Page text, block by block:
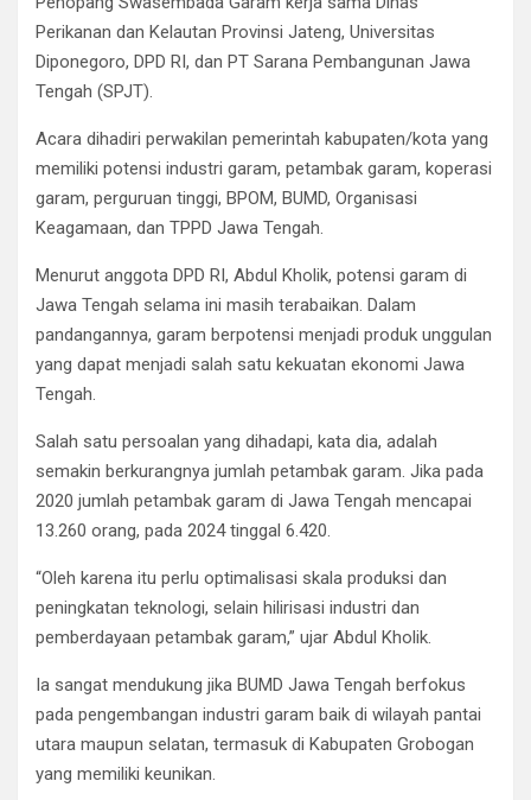
Perikanan dan Kelautan Provinsi Jateng, Universitas
Diponegoro, DPD RI, dan PT Sarana Pembangunan Jawa
Tengah (SPJT).
Acara dihadiri perwakilan pemerintah kabupaten/kota yang
memiliki potensi industri garam, petambak garam, koperasi
garam, perguruan tinggi, BPOM, BUMD, Organisasi
Keagamaan, dan TPPD Jawa Tengah.
Menurut anggota DPD RI, Abdul Kholik, potensi garam di
Jawa Tengah selama ini masih terabaikan. Dalam
pandangannya, garam berpotensi menjadi produk unggulan
yang dapat menjadi salah satu kekuatan ekonomi Jawa
Tengah.
Salah satu persoalan yang dihadapi, kata dia, adalah
semakin berkurangnya jumlah petambak garam. Jika pada
2020 jumlah petambak garam di Jawa Tengah mencapai
13.260 orang, pada 2024 tinggal 6.420.
“Oleh karena itu perlu optimalisasi skala produksi dan
peningkatan teknologi, selain hilirisasi industri dan
pemberdayaan petambak garam,” ujar Abdul Kholik.
Ia sangat mendukung jika BUMD Jawa Tengah berfokus
pada pengembangan industri garam baik di wilayah pantai
utara maupun selatan, termasuk di Kabupaten Grobogan
yang memiliki keunikan.